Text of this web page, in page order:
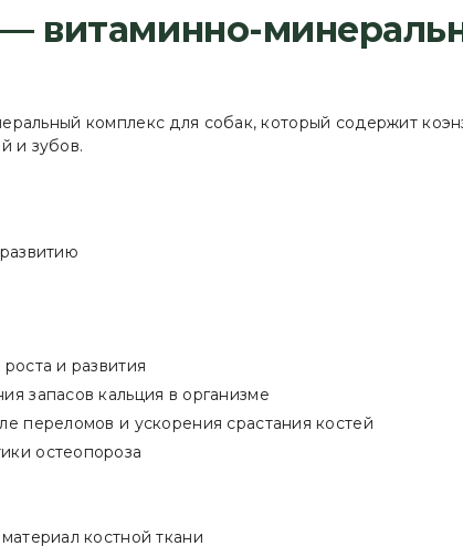
витаминно-
комплекс для собак, который содержит
и зубов.
и развития
запасов кальция в организме
переломов и ускорения срастания костей
остеопороза
костной ткани